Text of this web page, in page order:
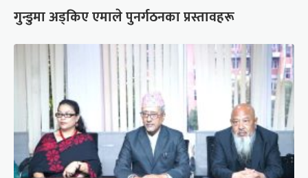
गुन्डुमा अड्किए एमाले पुनर्गठनका प्रस्तावहरू